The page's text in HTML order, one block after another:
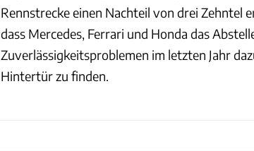
Rennstrecke einen Nachteil von drei Zehntel
dass Mercedes, Ferrari und Honda das
Zuverlässigkeitsproblemen im letzten Jahr
Hintertür zu finden.